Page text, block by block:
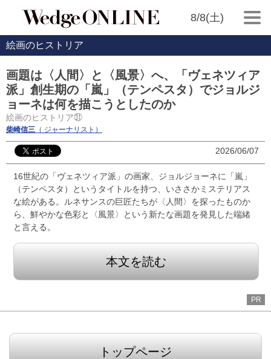
8/8(土)
絵画のヒストリア
画題は〈人間〉と〈風景〉へ、「ヴェネツィア
派」創生期の「嵐」（テンペスタ）でジョルジ
ョーネは何を描こうとしたのか
絵画のヒストリア㉛
柴崎信三 （ ジャーナリスト）
2026/06/07
16世紀の「ヴェネツィア派」の画家、ジョルジョーネに「嵐」
（テンペスタ）というタイトルを持つ、いささかミステリアス
な絵がある。ルネサンスの巨匠たちが〈人間〉を探ったものか
ら、鮮やかな色彩と〈風景〉という新たな画題を発見した端緒
と言える。
本文を読む
PR
トップページ